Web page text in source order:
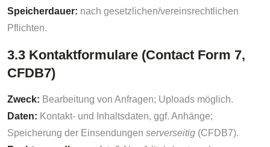
Speicherdauer: nach gesetzlichen/vereinsrechtlichen
Pflichten.
3.3 Kontaktformulare (Contact Form 7,
CFDB7)
Zweck: Bearbeitung von Anfragen; Uploads möglich.
Daten: Kontakt- und Inhaltsdaten, ggf. Anhänge;
Speicherung der Einsendungen serverseitig (CFDB7).